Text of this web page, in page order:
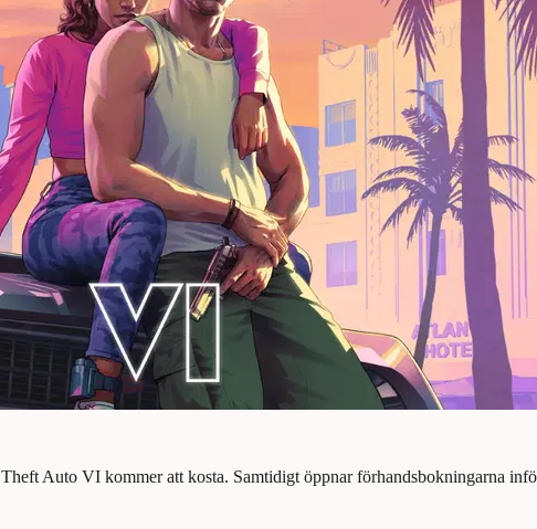
Auto VI kommer att kosta. Samtidigt öppnar förhandsbokningarna